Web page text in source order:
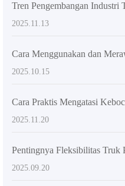
2025.11.13
2025.10.15
2025.11.20
2025.09.20